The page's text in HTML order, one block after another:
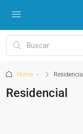
Home Residencial
Residencial